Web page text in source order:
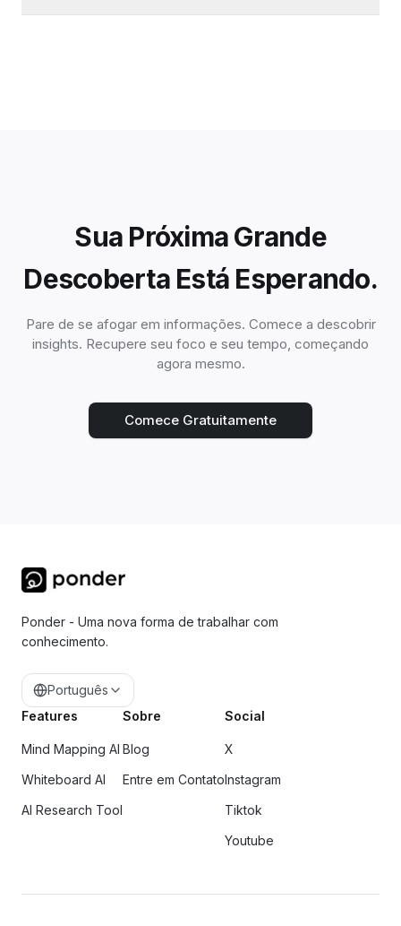
Sua Próxima Grande
Descoberta Está Esperando.
Pare de se afogar em informações. Comece a descobrir
insights. Recupere seu foco e seu tempo, começando
agora mesmo.
Comece Gratuitamente
Ponder - Uma nova forma de trabalhar com
conhecimento.
Português
Features
Mind Mapping AI
Whiteboard AI
AI Research Tool
Sobre
Blog
Entre em Contato
Social
X
Instagram
Tiktok
Youtube